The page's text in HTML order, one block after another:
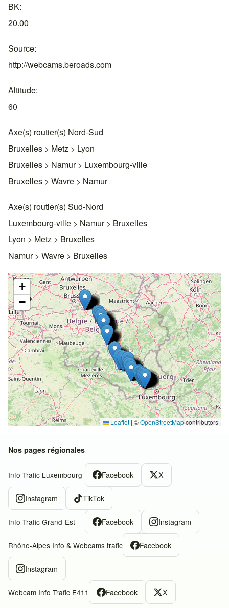
BK
20.00
Source
http://webcams.beroads.com
Altitude
60
Axe(s) routier(s) Nord-Sud
Bruxelles > Metz > Lyon
Bruxelles > Namur > Luxembourg-ville
Bruxelles > Wavre > Namur
Axe(s) routier(s) Sud-Nord
Luxembourg-ville > Namur > Bruxelles
Lyon > Metz > Bruxelles
Namur > Wavre > Bruxelles
+
−
Leaflet | ©OpenStreetMapcontributors
Nos pages régionales
Info Trafic Luxembourg Facebook X
Instagram TikTok
Info Trafic Grand-Est Facebook Instagram
Rhône-Alpes Info & Webcams trafic Facebook
Instagram
Webcam Info Trafic E411 Facebook X